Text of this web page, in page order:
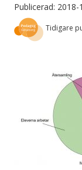
Publicerad: 2018-
Tidigare